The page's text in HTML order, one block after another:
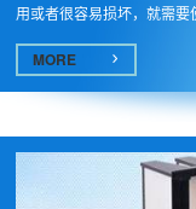
用或者很容易损坏，就需
殊的...
MORE